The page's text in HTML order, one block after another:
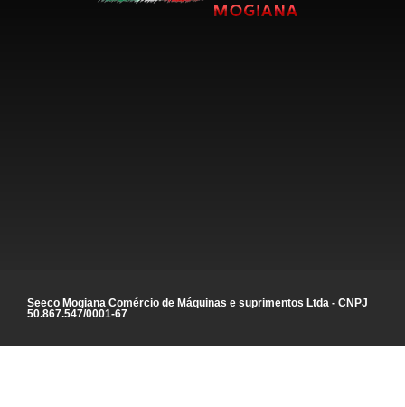
Seeco Mogiana Comércio de Máquinas e suprimentos Ltda - CNPJ
50.867.547/0001-67